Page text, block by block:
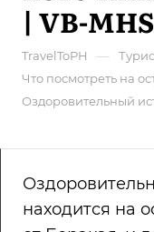
| VB-MHS
TravelToPH —
Что посмотреть на
Оздоровительный
находится на